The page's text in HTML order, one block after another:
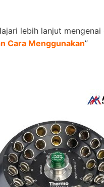
lebih lanjut
Cara Menggunakan”